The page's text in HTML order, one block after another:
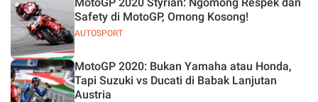
AUTOSPORT
Safety di MotoGP, Omong Kosong!
MotoGP 2020: Bukan Yamaha atau Honda,
Tapi Suzuki vs Ducati di Babak Lanjutan
Austria